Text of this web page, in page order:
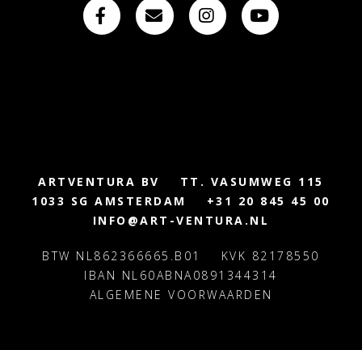
ARTVENTURA BV
TT. VASUMWEG 115
1033 SG AMSTERDAM
+31 20 845 45 00
INFO@ART-VENTURA.NL
BTW NL862366665.B01
KVK 82178550
IBAN NL60ABNA0891344314
ALGEMENE VOORWAARDEN